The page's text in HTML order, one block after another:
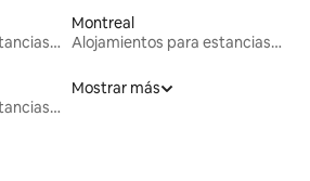
Alojamientos para estancias largas
Montreal
Alojamientos para estancias largas
Alojamientos para estancias largas
Mostrar más